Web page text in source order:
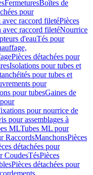
FermeturesBoîtes de
pour
raccord filetéPièces
avec raccord filetéNourrice
d'eauTés pour
Pièces détachées pour
Isolations pour tubes et
pour tubes et
pour
pour tubesGaines de
pour nourrice de
pour assemblages à
MLTubes ML pour
RaccordsManchonsPièces
détachées pour
CoudesTésPièces
Pièces détachées pour